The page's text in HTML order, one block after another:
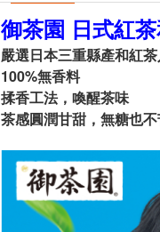
御茶園 日式紅
嚴選日本三重縣產和紅茶
100%無香料
揉香工法，喚醒茶味
茶感圓潤甘甜，無糖也